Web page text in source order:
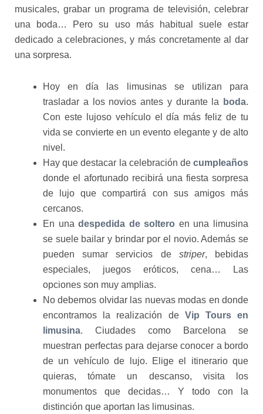
musicales, grabar un programa de televisión, celebrar
una boda… Pero su uso más habitual suele estar
dedicado a celebraciones, y más concretamente al dar
una sorpresa.
Hoy en día las limusinas se utilizan para
trasladar a los novios antes y durante la
boda.
Con este lujoso vehículo el día más feliz de tu
vida se convierte en un evento elegante y de alto
nivel.
Hay que destacar la celebración de cumpleaños
donde el afortunado recibirá una fiesta sorpresa
de lujo que compartirá con sus amigos más
cercanos.
En unadespedida de soltero en una limusina
se suele bailar y brindar por el novio. Además se
pueden sumar servicios de striper, bebidas
especiales, juegos eróticos, cena… Las
opciones son muy amplias.
No debemos olvidar las nuevas modas en donde
encontramos la realización de Vip Tours en
limusina. Ciudades como Barcelona se
muestran perfectas para dejarse conocer a bordo
de un vehículo de lujo. Elige el itinerario que
quieras, tómate un descanso, visita los
monumentos que decidas… Y todo con la
distinción que aportan las limusinas.